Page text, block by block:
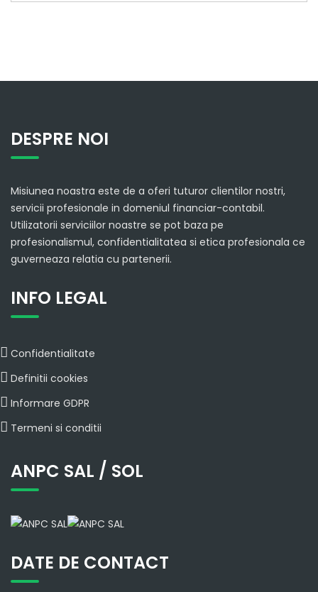
DESPRE NOI
Misiunea noastra este de a oferi tuturor clientilor nostri,
servicii profesionale in domeniul financiar-contabil.
Utilizatorii serviciilor noastre se pot baza pe
profesionalismul, confidentialitatea si etica profesionala ce
guverneaza relatia cu partenerii.
INFO LEGAL
Confidentialitate
Definitii cookies
Informare GDPR
Termeni si conditii
ANPC SAL / SOL
DATE DE CONTACT